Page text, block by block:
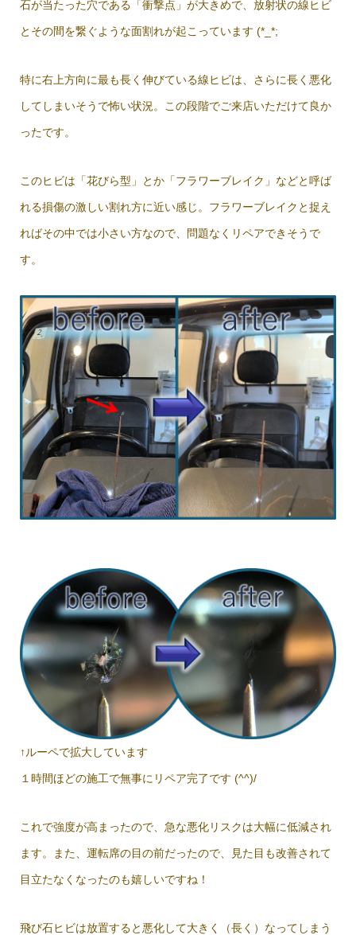
石が当たった穴である「衝撃点」が大きめで、放射状の線ヒビ
とその間を繋ぐような面割れが起こっています (*_*;
特に右上方向に最も長く伸びている線ヒビは、さらに長く悪化
してしまいそうで怖い状況。この段階でご来店いただけて良か
ったです。
このヒビは「花びら型」とか「フラワーブレイク」などと呼ば
れる損傷の激しい割れ方に近い感じ。フラワーブレイクと捉え
ればその中では小さい方なので、問題なくリペアできそうで
す。
↑ルーペで拡大しています
１時間ほどの施工で無事にリペア完了です (^^)/
これで強度が高まったので、急な悪化リスクは大幅に低減され
ます。また、運転席の目の前だったので、見た目も改善されて
目立たなくなったのも嬉しいですね！
飛び石ヒビは放置すると悪化して大きく（長く）なってしまう